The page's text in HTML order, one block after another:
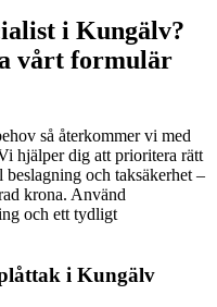
i Kungälv?
vårt formulär
så återkommer vi med
hjälper dig att prioritera rätt
och taksäkerhet –
krona. Använd
och ett tydligt
i Kungälv